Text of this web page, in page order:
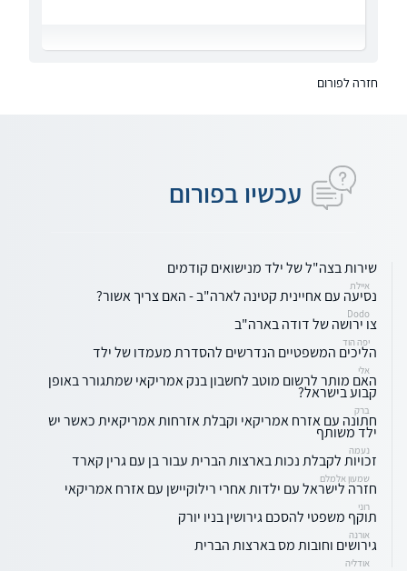
חזרה לפורום
עכשיו בפורום
שירות בצה"ל של ילד מנישואים קודמים
איילת
נסיעה עם אחיינית קטינה לארה"ב - האם צריך אשור?
Dodo
צו ירושה של דודה בארה"ב
יפה הוד
הליכים המשפטיים הנדרשים להסדרת מעמדו של ילד
אלי
האם מותר לרשום מוטב לחשבון בנק אמריקאי שמתגורר באופן
קבוע בישראל?
ברק
חתונה עם אזרח אמריקאי וקבלת אזרחות אמריקאית כאשר יש
ילד משותף
נעמה
זכויות לקבלת נכות בארצות הברית עבור בן עם גרין קארד
שמעון אלמלם
חזרה לישראל עם ילדות אחרי רילוקיישן עם אזרח אמריקאי
רוני
תוקף משפטי להסכם גירושין בניו יורק
אורנה
גירושים וחובות מס בארצות הברית
אודליה